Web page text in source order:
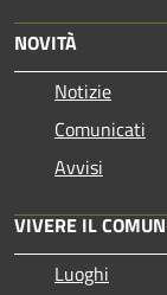
NOVITÀ
Notizie
Comunicati
Avvisi
VIVERE IL
Luoghi